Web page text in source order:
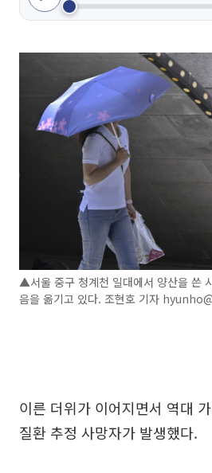
▲서울 중구 청계천 일대에서 양산을 쓴
음을 옮기고 있다. 조현호 기자
이른 더위가 이어지면서 역대
질환 추정 사망자가 발생했다.